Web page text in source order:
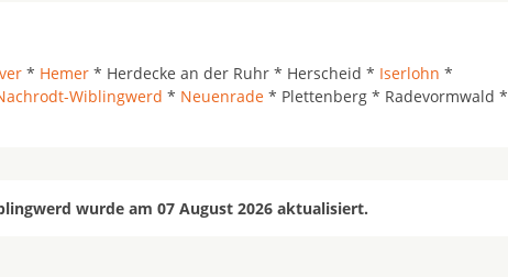
* Hemer * Herdecke an der Ruhr * Herscheid * Iserlohn *
Wiblingwerd * Neuenrade * Plettenberg * Radevormwald *
wurde am 07 August 2026 aktualisiert.